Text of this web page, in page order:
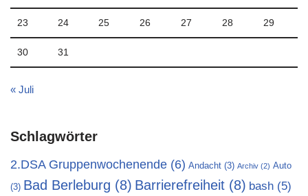
23 24 25 26 27 28 29
30 31
« Juli
Schlagwörter
2.DSA Gruppenwochenende (6) Andacht (3) Archiv (2) Auto
(3) Bad Berleburg (8) Barrierefreiheit (8) bash (5)